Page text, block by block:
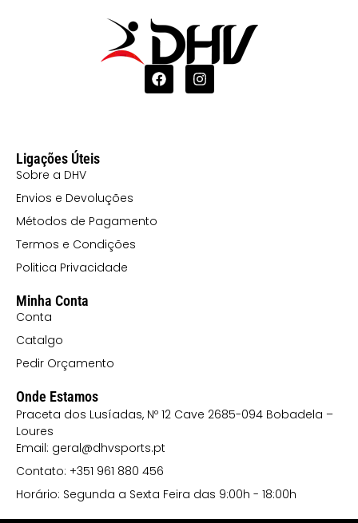
Ligações Úteis
Sobre a DHV
Envios e Devoluções
Métodos de Pagamento
Termos e Condições
Politica Privacidade
Minha Conta
Conta
Catalgo
Pedir Orçamento
Onde Estamos
Praceta dos Lusíadas, Nº 12 Cave 2685-094 Bobadela –
Loures
Email: geral@dhvsports.pt
Contato: +351 961 880 456
Horário: Segunda a Sexta Feira das 9:00h - 18:00h